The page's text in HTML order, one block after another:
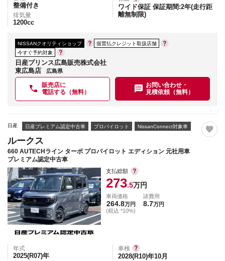
整備付き
排気量
1200cc
ワイド保証 保証期間:2年(走行距
離無制限)
NISSANクオリティショップ
据置払クレジット取扱店舗
今すぐ予約対象
日産プリンス広島販売株式会社
東広島店
広島県
販売店に
電話する（無料）
お問い合わせ・
見積依頼（無料）
日産 日産プレミアム認定中古車 プロパイロット NissanConnect対象車
ルークス
660 AUTECHライン ターボ プロパイロット エディション 元社用車
プレミアム認定中古車
支払総額
273.5万円
車両価格
264.8万円
(税込 *10%)
諸費用
8.7万円
年式
2025(R07)年
車検
2028(R10)年10月